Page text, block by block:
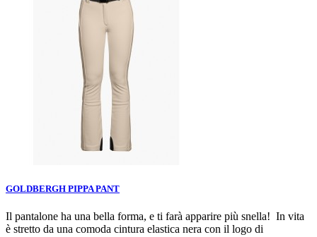
GOLDBERGH PIPPA PANT
Il pantalone ha una bella forma, e ti farà apparire più snella! In vita
è stretto da una comoda cintura elastica nera con il logo di